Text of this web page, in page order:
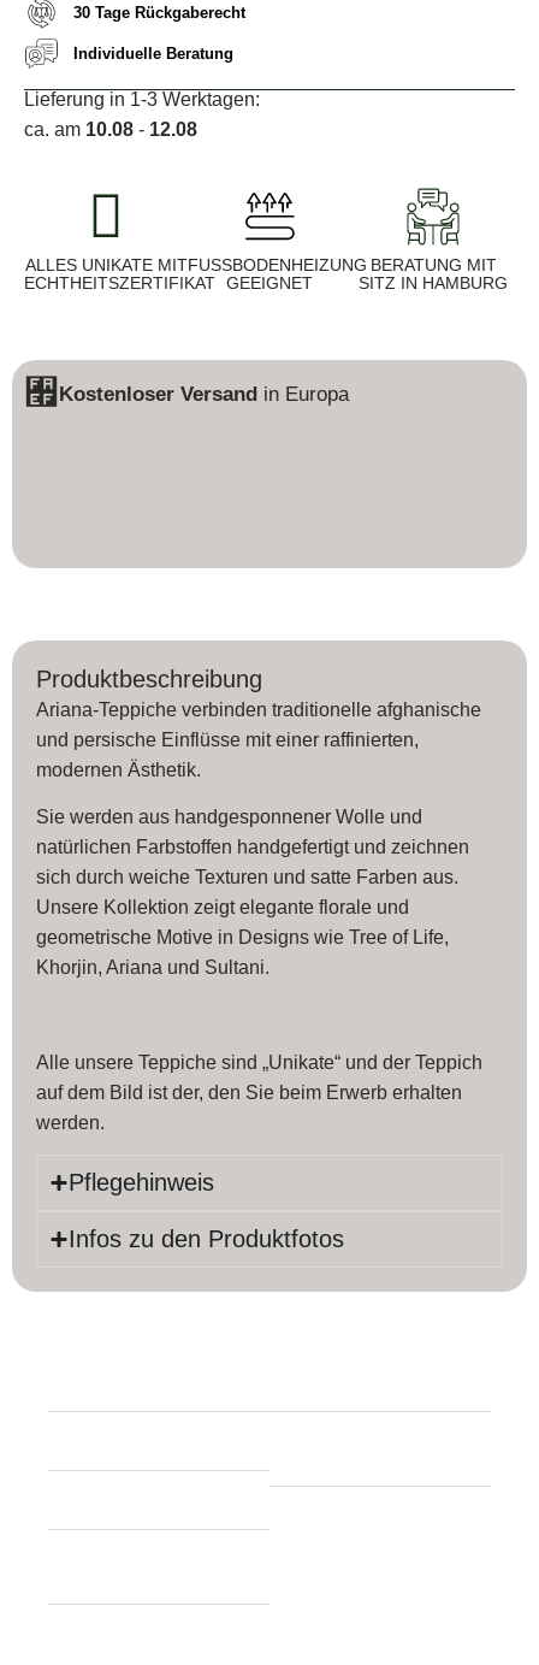
30 Tage Rückgaberecht
Individuelle Beratung
Lieferung in 1-3 Werktagen:
ca. am 10.08 - 12.08
ALLES UNIKATE MIT
ECHTHEITSZERTIFIKAT
FUSSBODENHEIZUNG G
EEIGNET
BERATUNG MIT
SITZ IN HAMBURG
Kostenloser Versand in Europa
Produktbeschreibung
Ariana-Teppiche verbinden traditionelle afghanische
und persische Einflüsse mit einer raffinierten,
modernen Ästhetik.
Sie werden aus handgesponnener Wolle und
natürlichen Farbstoffen handgefertigt und zeichnen
sich durch weiche Texturen und satte Farben aus.
Unsere Kollektion zeigt elegante florale und
geometrische Motive in Designs wie Tree of Life,
Khorjin, Ariana und Sultani.
Alle unsere Teppiche sind „Unikate“ und der Teppich
auf dem Bild ist der, den Sie beim Erwerb erhalten
werden.
Pflegehinweis
Infos zu den Produktfotos
Länge:199 cm
Breite:151 cm
Dicke:7 mm
Farbe:Beige